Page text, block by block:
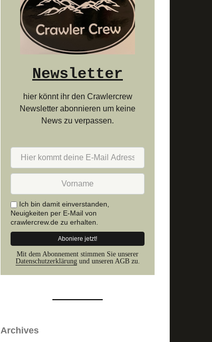
Newsletter
hier könnt ihr den Crawlercrew
Newsletter abonnieren um keine
News zu verpassen.
Hier
kommt
deine
Adresse
rein.
Vorname
Ich bin damit einverstanden,
Neuigkeiten per E-Mail von
crawlercrew.de zu erhalten.
Mit dem Abonnement stimmen Sie unserer
Datenschutzerklärungund unseren AGB zu.
Archives